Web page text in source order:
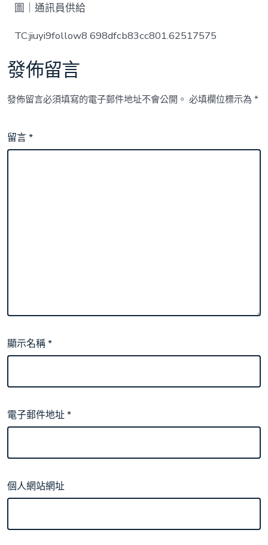
圖｜通訊員供給
TC:jiuyi9follow8 698dfcb83cc801.62517575
發佈留言
發佈留言必須填寫的電子郵件地址不會公開。 必填欄位標示為*
留言*
顯示名稱*
電子郵件地址*
個人網站網址